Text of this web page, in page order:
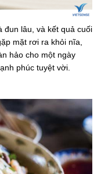
đun lâu, và kết quả cuối
mặt rơi ra khỏi nĩa,
hảo cho một ngày
phúc tuyệt vời.